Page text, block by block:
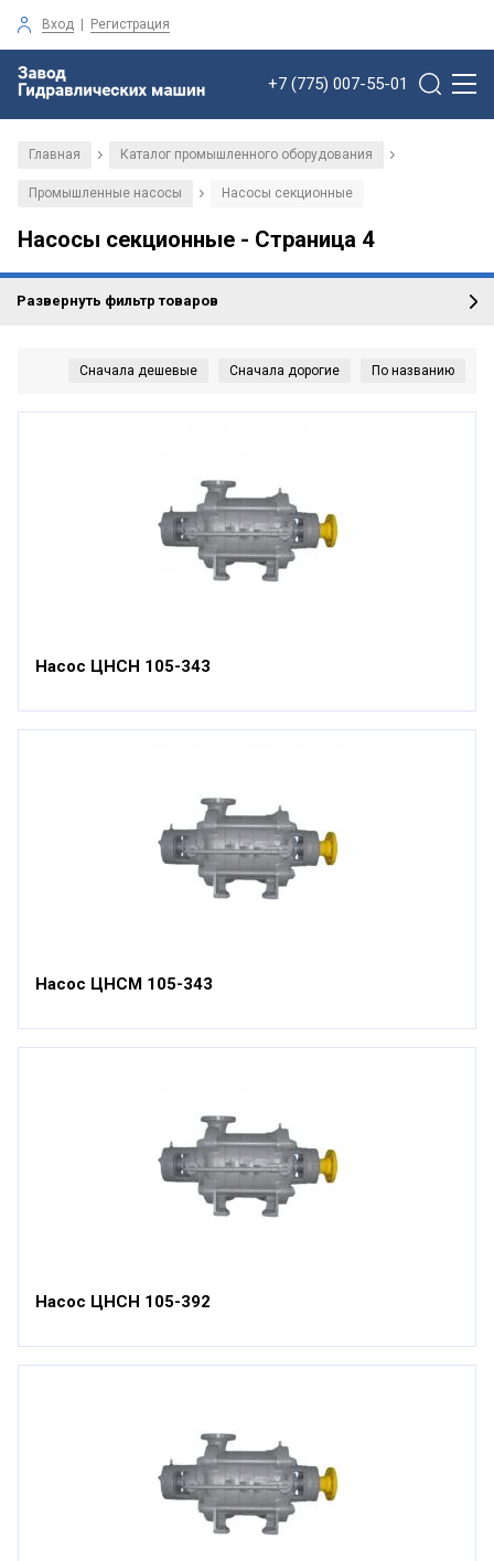
Вход | Регистрация
+7 (775) 007-55-01
Главная / Каталог промышленного оборудования /
Промышленные насосы / Насосы секционные
Насосы секционные - Страница 4
Развернуть фильтр товаров
Насос ЦНСН 105-343
Насос ЦНСМ 105-343
Насос ЦНСН 105-392